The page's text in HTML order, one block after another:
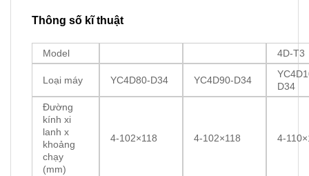
Thông số kĩ thuật
Model 4D-T3
Loại máy YC4D80-D34 YC4D90-D34
D34
Đường
kính xi
lanh x
khoảng
chạy
(mm)
4-102×118 4-102×118 4-